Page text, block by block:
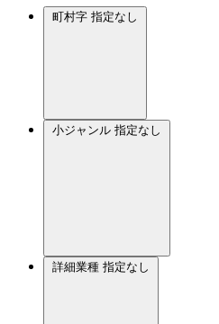
町村字 指定なし
小ジャンル 指定なし
詳細業種 指定なし